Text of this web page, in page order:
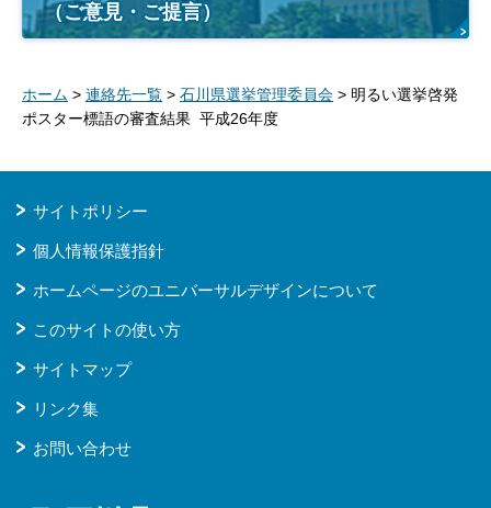
（ご意見・ご提言）
ホーム > 連絡先一覧 > 石川県選挙管理委員会 > 明るい選挙啓発
ポスター標語の審査結果 平成26年度
サイトポリシー
個人情報保護指針
ホームページのユニバーサルデザインについて
このサイトの使い方
サイトマップ
リンク集
お問い合わせ